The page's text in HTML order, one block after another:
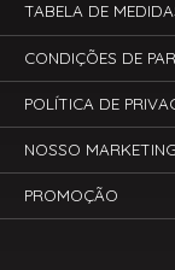
TABELA DE
CONDIÇÕES DE
POLÍTICA DE
NOSSO MARKETING
PROMOÇÃO